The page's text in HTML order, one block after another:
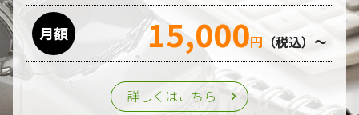
月額 15,000円 （税込）～
詳しくはこちら